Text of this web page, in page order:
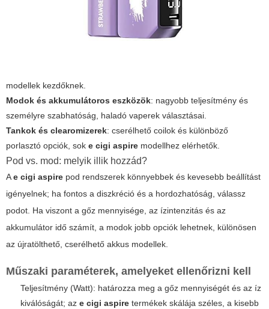
modellek kezdőknek.
Modok és akkumulátoros eszközök: nagyobb teljesítmény és
személyre szabhatóság, haladó vaperek választásai.
Tankok és clearomizerek: cserélhető coilok és különböző
porlasztó opciók, sok e cigi aspire modellhez elérhetők.
Pod vs. mod: melyik illik hozzád?
Ae cigi aspire pod rendszerek könnyebbek és kevesebb beállítást
igényelnek; ha fontos a diszkréció és a hordozhatóság, válassz
podot. Ha viszont a gőz mennyisége, az ízintenzitás és az
akkumulátor idő számít, a modok jobb opciók lehetnek, különösen
az újratölthető, cserélhető akkus modellek.
Műszaki paraméterek, amelyeket ellenőrizni kell
Teljesítmény (Watt): határozza meg a gőz mennyiségét és az íz
kiválóságát; az e cigi aspire termékek skálája széles, a kisebb